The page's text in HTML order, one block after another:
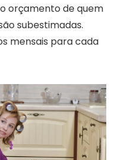
orçamento de quem
subestimadas.
mensais para cada